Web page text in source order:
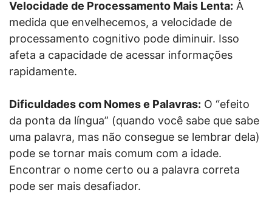
Velocidade de Processamento Mais Lenta: À
medida que envelhecemos, a velocidade de
processamento cognitivo pode diminuir. Isso
afeta a capacidade de acessar informações
rapidamente.
Dificuldades com Nomes e Palavras: O “efeito
da ponta da língua” (quando você sabe que sabe
uma palavra, mas não consegue se lembrar dela)
pode se tornar mais comum com a idade.
Encontrar o nome certo ou a palavra correta
pode ser mais desafiador.